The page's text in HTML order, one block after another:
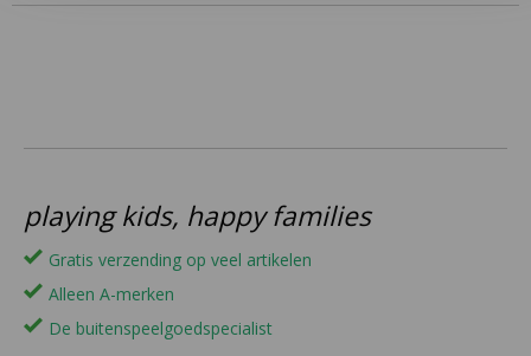
playing kids, happy families
Gratis verzending op veel artikelen
Alleen A-merken
De buitenspeelgoedspecialist